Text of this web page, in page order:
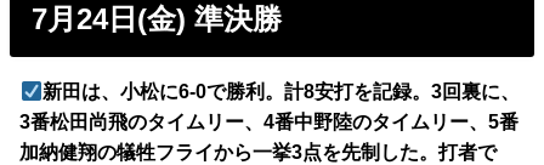
7月24日(金) 準決勝
新田は、小松に6-0で勝利。計8安打を記録。3回裏に、
3番松田尚飛のタイムリー、4番中野陸のタイムリー、5番
加納健翔の犠牲フライから一挙3点を先制した。打者で